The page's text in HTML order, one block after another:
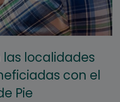
las localidades
con el
Pie